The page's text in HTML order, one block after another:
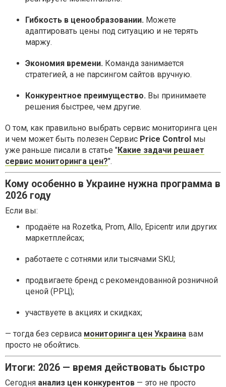
Гибкость в ценообразовании. Можете
адаптировать цены под ситуацию и не терять
маржу.
Экономия времени. Команда занимается
стратегией, а не парсингом сайтов вручную.
Конкурентное преимущество. Вы принимаете
решения быстрее, чем другие.
О том, как правильно выбрать сервис мониторинга цен
и чем может быть полезен Сервис Price Control мы
уже раньше писали в статье "Какие задачи решает
сервис мониторинга цен?".
Кому особенно в Украине нужна программа в
2026 году
Если вы:
продаёте на Rozetka, Prom, Allo, Epicentr или других
маркетплейсах;
работаете с сотнями или тысячами SKU;
продвигаете бренд с рекомендованной розничной
ценой (РРЦ);
участвуете в акциях и скидках;
— тогда без сервиса мониторинга цен Украина вам
просто не обойтись.
Итоги: 2026 — время действовать быстро
Сегодня анализ цен конкурентов — это не просто